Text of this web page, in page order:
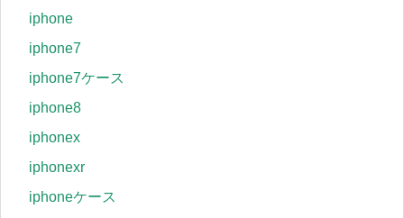
iphone
iphone7
iphone7ケース
iphone8
iphonex
iphonexr
iphoneケース